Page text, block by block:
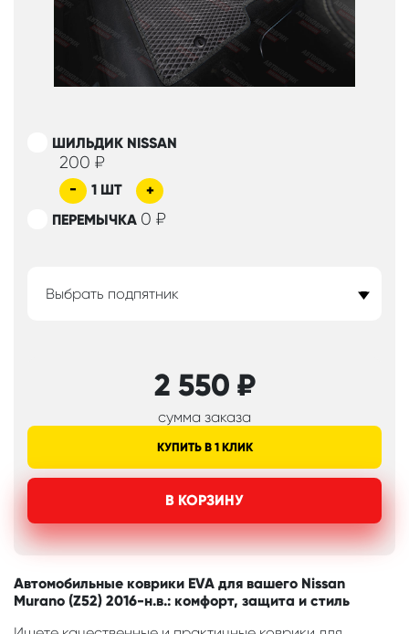
ШИЛЬДИК NISSAN
200 ₽
- 1 ШТ
+
ПЕРЕМЫЧКА 0 ₽
Выбрать подпятник
2 550 ₽
сумма заказа
КУПИТЬ В 1 КЛИК
В КОРЗИНУ
Автомобильные коврики EVA для вашего Nissan
Murano (Z52) 2016-н.в.: комфорт, защита и стиль